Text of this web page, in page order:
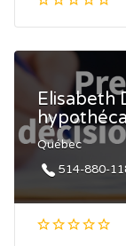
Elisabeth
Québec
514-880-